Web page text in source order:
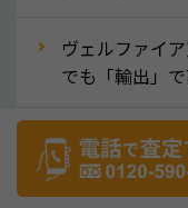
めになる可能性も
れば、高い価格
需要が高いです。
も、比較的高い価
ヴェルファイ
でも「輸出」
デリカD:5買取
「輸出」で高く